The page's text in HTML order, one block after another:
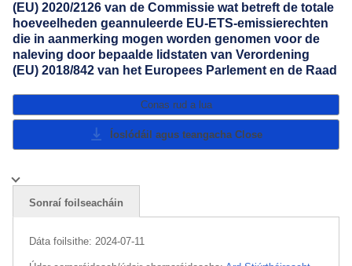
(EU) 2020/2126 van de Commissie wat betreft de totale
hoeveelheden geannuleerde EU-ETS-emissierechten
die in aanmerking mogen worden genomen voor de
naleving door bepaalde lidstaten van Verordening
(EU) 2018/842 van het Europees Parlement en de Raad
Conas rud a lua
Íoslódáil agus teangacha Close
Sonraí foilseacháin
Dáta foilsithe: 2024-07-11